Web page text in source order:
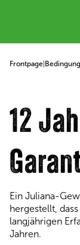
Frontpage
12
Ein Juliana-
hergestellt,
langjährigen
Jahren​​​​​​​.